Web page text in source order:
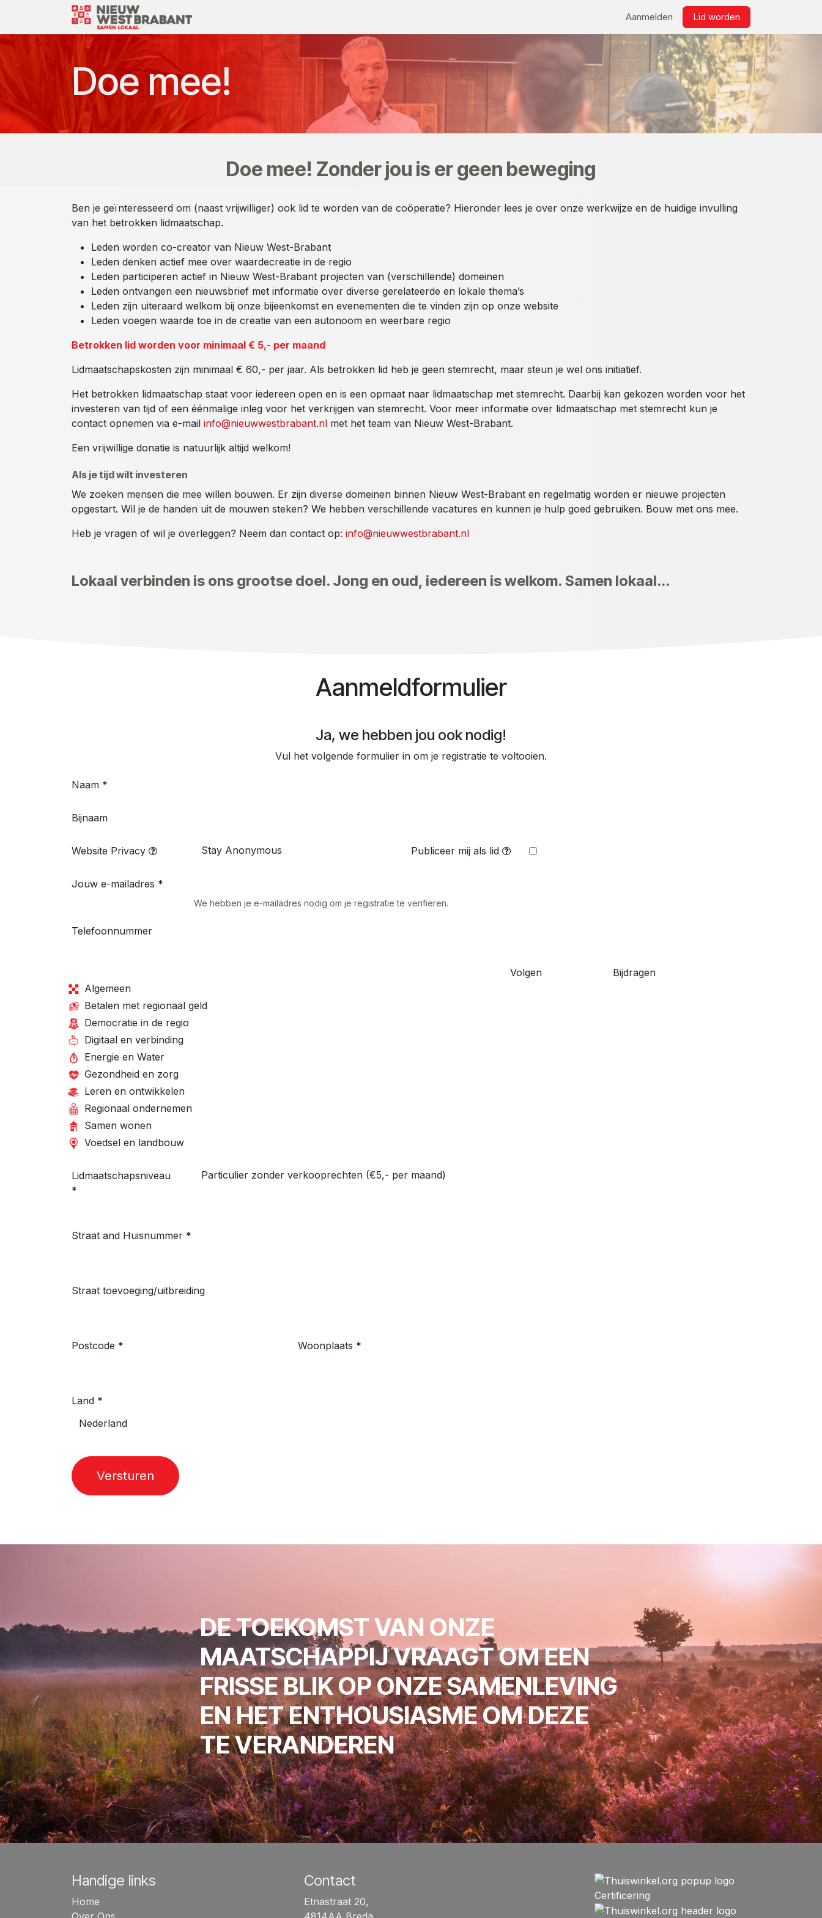
Overslaan naar inhoud
Links
Aanmelden Lid worden​
Doe mee!
Doe mee! Zonder jou is er geen beweging
Ben je geïnteresseerd om (naast vrijwilliger) ook lid te worden van de coöperatie? Hieronder lees je over onze werkwijze en de huidige invulling
van het betrokken lidmaatschap.
Leden worden co-creator van Nieuw West-Brabant
Leden denken actief mee over waardecreatie in de regio
Leden participeren actief in Nieuw West-Brabant projecten van (verschillende) domeinen
Leden ontvangen een nieuwsbrief met informatie over diverse gerelateerde en lokale thema’s
Leden zijn uiteraard welkom bij onze bijeenkomst en evenementen die te vinden zijn op onze website
Leden voegen waarde toe in de creatie van een autonoom en weerbare regio
Betrokken lid worden voor minimaal € 5,- per maand
Lidmaatschapskosten zijn minimaal € 60,- per jaar. Als betrokken lid heb je geen stemrecht, maar steun je wel ons initiatief.
Het betrokken lidmaatschap staat voor iedereen open en is een opmaat naar lidmaatschap met stemrecht. Daarbij kan gekozen worden voor het
investeren van tijd of een éénmalige inleg voor het verkrijgen van stemrecht. Voor meer informatie over lidmaatschap met stemrecht kun je
contact opnemen via e-mail info@nieuwwestbrabant.nl met het team van Nieuw West-Brabant.
Een vrijwillige donatie is natuurlijk altijd welkom!
Als je tijd wilt investeren
We zoeken mensen die mee willen bouwen. Er zijn diverse domeinen binnen Nieuw West-Brabant en regelmatig worden er nieuwe projecten
opgestart. Wil je de handen uit de mouwen steken? We hebben verschillende vacatures en kunnen je hulp goed gebruiken. Bouw met ons mee.
Heb je vragen of wil je overleggen? Neem dan contact op: info@nieuwwestbrabant.nl
Lokaal verbinden is ons grootse doel. Jong en oud, iedereen is welkom. Samen lokaal...
Aanmeldformulier
Ja, we hebben jou ook nodig!
Vul het volgende formulier in om je registratie te voltooien.
Naam *
Bijnaam
Website Privacy Publiceer mij als lid
Jouw e-mailadres *
We hebben je e-mailadres nodig om je registratie te verifiëren.
Telefoonnummer
Volgen
Bijdragen
Algemeen
Betalen met regionaal geld
Democratie in de regio
Digitaal en verbinding
Energie en Water
Gezondheid en zorg
Leren en ontwikkelen
Regionaal ondernemen
Samen wonen
Voedsel en landbouw
Lidmaatschapsniveau
*
Straat and Huisnummer *
Straat toevoeging/uitbreiding
Postcode * Woonplaats *
Land *
Versturen
DE TOEKOMST VAN ONZE
MAATSCHAPPIJ VRAAGT OM EEN
FRISSE BLIK OP ONZE SAMENLEVING
EN HET ENTHOUSIASME OM DEZE
TE VERANDEREN
Handige links
Home
Contact
Etnastraat 20,
Certificering